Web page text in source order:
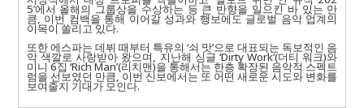
5’에서 올해의 그룹상을 수상하는 등 큰 반향을 일으킨 바 있는 만
큼,이번 컴백을 통해 이어갈 성과와 행보에도 글로벌 음악 업계의
이목이 쏠리고 있다.
또한 에스파는 데뷔 때부터 특유의‘쇠 맛’으로 대표되는 독보적인 음
악 색깔로 사랑받아 왔으며, 지난해 싱글‘Dirty Work’(더티 워크)와
미니6집‘Rich Man’(리치맨)을 통해서는 한층 확장된 음악적 스펙트
럼을 선보였던 만큼,이번 신보에서는 또 어떤 새로운 시도와 변화를
보여줄지 기대가 모인다.